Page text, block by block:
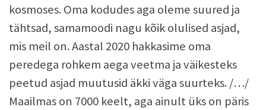
kosmoses. Oma kodudes aga oleme suured ja
tähtsad, samamoodi nagu kõik olulised asjad,
mis meil on. Aastal 2020 hakkasime oma
peredega rohkem aega veetma ja väikesteks
peetud asjad muutusid äkki väga suurteks. /…/
Maailmas on 7000 keelt, aga ainult üks on päris